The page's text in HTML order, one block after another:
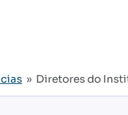
» Diretores do